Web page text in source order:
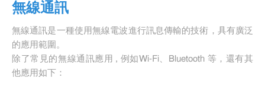
無線通訊
無線通訊是一種使用無線電波進行訊息傳輸的技術，具有廣泛
的應用範圍。
除了常見的無線通訊應用 , 例如Wi-Fi、Bluetooth 等，還有其
他應用如下：